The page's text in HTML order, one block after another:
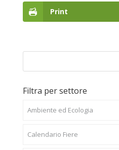
Print
Filtra per settore
Ambiente ed Ecologia
Calendario Fiere